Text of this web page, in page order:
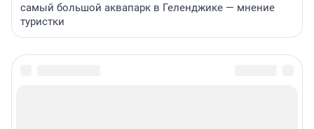
самый большой аквапарк в Геленджике — мнение
туристки